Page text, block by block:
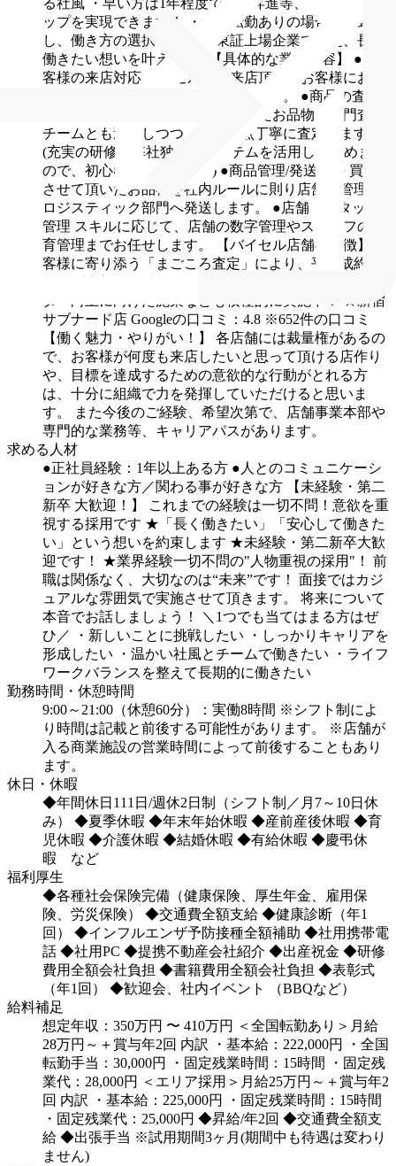
る社風
・早い方は1年程度で店長昇進等、キャリアア
ップを実現できます！
・全国転勤ありの場合／転勤な
し、働き方の選択も可能
・東証上場企業で安定、長く
働きたい想いを叶えます♪
【具体的な業務内容】
●お
客様の来店対応
バイセルにご来店頂いたお客様にお礼
とご挨拶、査定ブースにご案内します。
●商品の査
お客様にお持ち頂いたお品物を専門査定
チームとも連携しつつ、１点１点丁寧に査定します。
(充実の研修や弊社独自のシステムを活用して進めます
ので、初心者でも安心です) ●商品管理/発送業務 買取
させて頂いたお品物を社内ルールに則り店舗で管理、
ロジスティック部門へ発送します。
●店舗・スタッフ
管理 スキルに応じて、店舗の数字管理やスタッフの教
育管理までお任せします。
【バイセル店舗の特徴】
客様に寄り添う「まごころ査定」により、平均成約率
ター向上に向けた施策なども積極的に実施中！
★新宿
サブナード店 Googleの口コミ：4.8 ※652件の口コミ
【働く魅力・やりがい！】
各店舗には裁量権があるの
で、お客様が何度も来店したいと思って頂ける店作り
や、目標を達成するための意欲的な行動がとれる方
は、十分に組織で力を発揮していただけると思いま
す。
また今後のご経験、希望次第で、店舗事業本部や
専門的な業務等、キャリアパスがあります。
求める人材
●正社員経験：1年以上ある方 ●人とのコミュニケーシ
ョンが好きな方／関わる事が好きな方
【未経験・第二
新卒 大歓迎！】
これまでの経験は一切不問！意欲を重
視する採用です ★「長く働きたい」「安心して働きた
い」という想いを約束します ★未経験・第二新卒大歓
迎です！
★業界経験一切不問の"人物重視の採用"！
前
職は関係なく、大切なのは“未来”です！
面接ではカジ
ュアルな雰囲気で実施させて頂きます。
将来について
本音でお話しましょう！
＼1つでも当てはまる方はぜ
ひ／
・新しいことに挑戦したい
・しっかりキャリアを
形成したい
・温かい社風とチームで働きたい
・ライフ
ワークバランスを整えて長期的に働きたい
勤務時間・休憩時間
9:00～21:00（休憩60分）：実働8時間 ※シフト制によ
り時間は記載と前後する可能性があります。
※店舗が
入る商業施設の営業時間によって前後することもあり
ます。
休日・休暇
◆年間休日111日/週休2日制（シフト制／月7～10日休
み）
◆夏季休暇 ◆年末年始休暇 ◆産前産後休暇 ◆育
児休暇 ◆介護休暇 ◆結婚休暇 ◆有給休暇 ◆慶弔休
暇 など
福利厚生
◆各種社会保険完備（健康保険、厚生年金、雇用保
険、労災保険） ◆交通費全額支給 ◆健康診断（年1
回） ◆インフルエンザ予防接種全額補助 ◆社用携帯電
話 ◆社用PC ◆提携不動産会社紹介 ◆出産祝金 ◆研修
費用全額会社負担 ◆書籍費用全額会社負担 ◆表彰式
（年1回） ◆歓迎会、社内イベント （BBQなど）
給料補足
想定年収：350万円 〜 410万円
＜全国転勤あり＞月給
28万円～＋賞与年2回 内訳 ・基本給：222,000円
・全国
転勤手当：30,000円
・固定残業時間：15時間
・固定残
業代：28,000円
＜エリア採用＞月給25万円～＋賞与年2
回 内訳 ・基本給：225,000円
・固定残業時間：15時間
・固定残業代：25,000円 ◆昇給/年2回 ◆交通費全額支
給 ◆出張手当 ※試用期間3ヶ月(期間中も待遇は変わり
ません)